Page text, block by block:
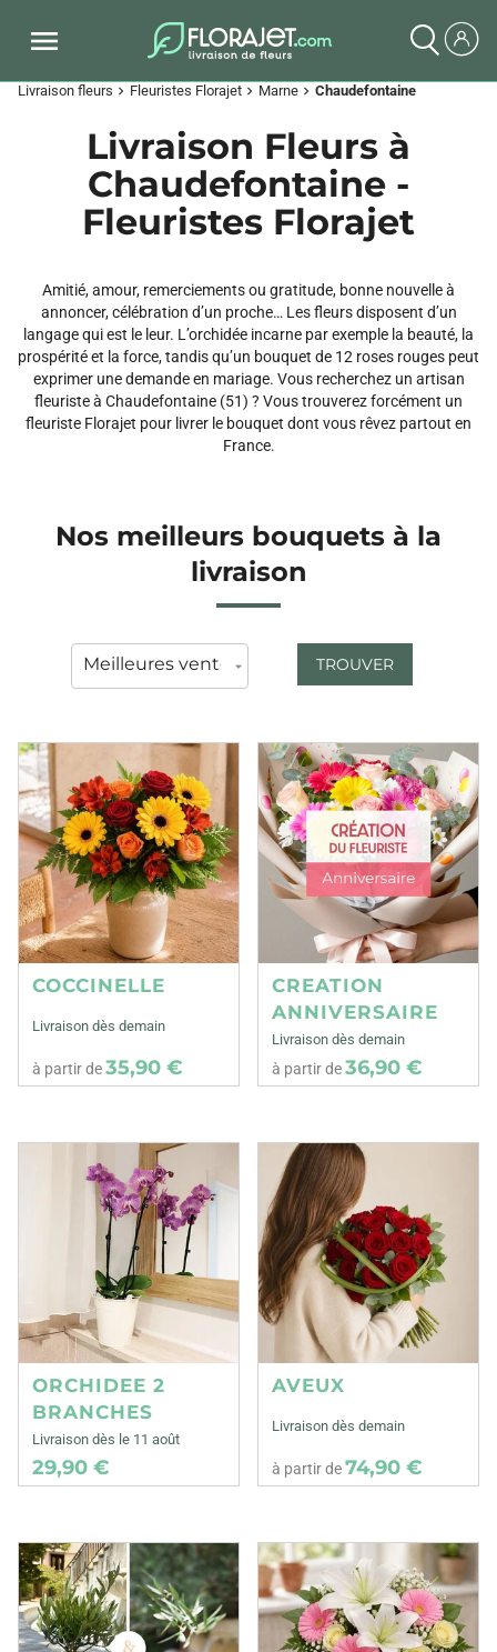
Livraison fleurs chevron_right Fleuristes Florajet chevron_right Marne chevron_right Chaudefontaine
Livraison Fleurs à
Chaudefontaine -
Fleuristes Florajet
Amitié, amour, remerciements ou gratitude, bonne nouvelle à
annoncer, célébration d’un proche… Les fleurs disposent d’un
langage qui est le leur. L’orchidée incarne par exemple la beauté, la
prospérité et la force, tandis qu’un bouquet de 12 roses rouges peut
exprimer une demande en mariage. Vous recherchez un artisan
fleuriste à Chaudefontaine (51) ? Vous trouverez forcément un
fleuriste Florajet pour livrer le bouquet dont vous rêvez partout en
France.
Nos meilleurs bouquets à la
livraison
TROUVER
COCCINELLE
Livraison dès demain
à partir de35,90 €
CREATION
ANNIVERSAIRE
Livraison dès demain
à partir de36,90 €
ORCHIDEE 2
BRANCHES
Livraison dès le 11 août
29,90 €
AVEUX
Livraison dès demain
à partir de74,90 €